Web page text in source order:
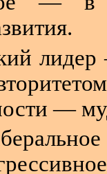
—